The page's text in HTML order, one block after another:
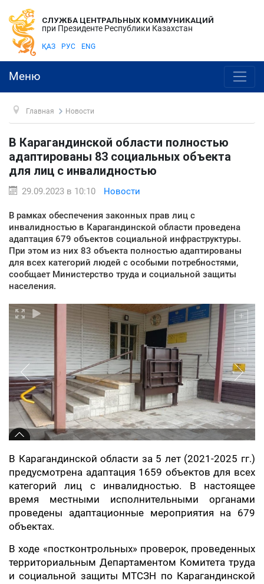
СЛУЖБА ЦЕНТРАЛЬНЫХ КОММУНИКАЦИЙ
при Президенте Республики Казахстан
ҚАЗ РУС ENG
Меню
Главная Новости
В Карагандинской области полностью
адаптированы 83 социальных объекта
для лиц с инвалидностью
29.09.2023 в 10:10 Новости
В рамках обеспечения законных прав лиц с
инвалидностью в Карагандинской области проведена
адаптация 679 объектов социальной инфраструктуры.
При этом из них 83 объекта полностью адаптированы
для всех категорий людей с особыми потребностями,
сообщает Министерство труда и социальной защиты
населения.
В Карагандинской области за 5 лет (2021-2025 гг.)
предусмотрена адаптация 1659 объектов для всех
категорий лиц с инвалидностью. В настоящее
время местными исполнительными органами
проведены адаптационные мероприятия на 679
объектах.
В ходе «постконтрольных» проверок, проведенных
территориальным Департаментом Комитета труда
и социальной защиты МТСЗН по Карагандинской